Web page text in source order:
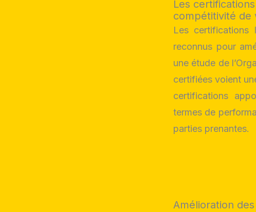
Les
compétitivité de
Les certifications
reconnus pour
une étude de
certifiées voient
certifications
termes de
parties prenantes.
Amélioration